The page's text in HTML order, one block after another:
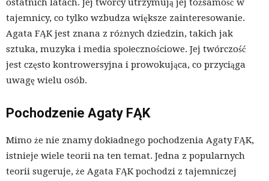
ostatnich latach. Jej twórcy utrzymują jej tożsamość w
tajemnicy, co tylko wzbudza większe zainteresowanie.
Agata FĄK jest znana z różnych dziedzin, takich jak
sztuka, muzyka i media społecznościowe. Jej twórczość
jest często kontrowersyjna i prowokująca, co przyciąga
uwagę wielu osób.
Pochodzenie Agaty FĄK
Mimo że nie znamy dokładnego pochodzenia Agaty FĄK,
istnieje wiele teorii na ten temat. Jedna z popularnych
teorii sugeruje, że Agata FĄK pochodzi z tajemniczej